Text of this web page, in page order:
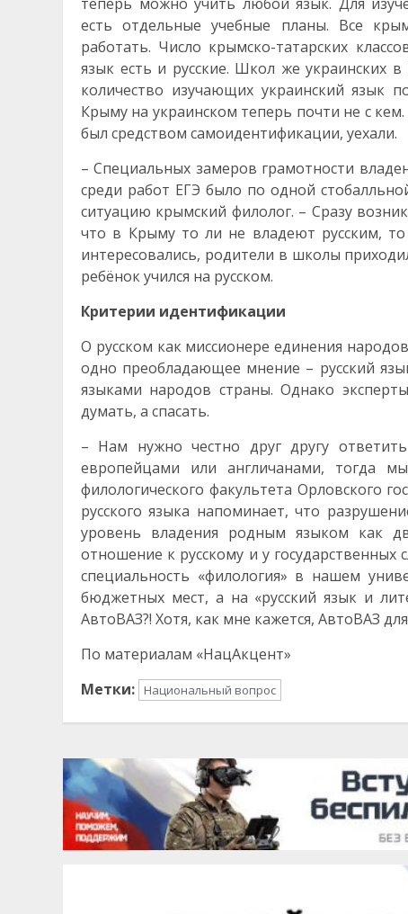
есть отдельные учебные планы. Все
работать. Число крымско-татарских
язык есть и русские. Школ же украинских
количество изучающих украинский язык
Крыму на украинском теперь почти не с
был средством самоидентификации, уехали.
– Специальных замеров грамотности
среди работ ЕГЭ было по одной
ситуацию крымский филолог. – Сразу
что в Крыму то ли не владеют русским,
интересовались, родители в школы
ребёнок учился на русском.
Критерии идентификации
О русском как миссионере единения
одно преобладающее мнение – русский
языками народов страны. Однако
думать, а спасать.
– Нам нужно честно друг другу
европейцами или англичанами, тогда
филологического факультета Орловского
русского языка напоминает, что
уровень владения родным языком как
отношение к русскому и у
специальность «филология» в нашем
бюджетных мест, а на «русский язык и
АвтоВАЗ?! Хотя, как мне кажется, АвтоВАЗ
По материалам «НацАкцент»
Метки:
Национальный вопрос